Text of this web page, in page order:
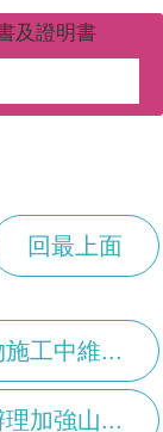
及證明書
回最上面
工中維...
加強山...